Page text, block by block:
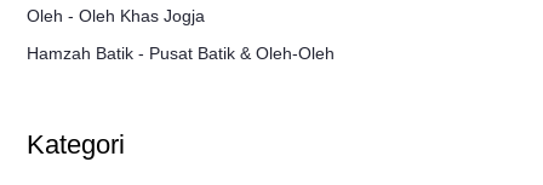
Oleh - Oleh Khas Jogja
Hamzah Batik - Pusat Batik & Oleh-Oleh
Kategori